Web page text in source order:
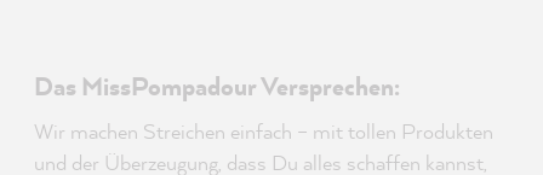
Das MissPompadour Versprechen:
Wir machen Streichen einfach – mit tollen Produkten
und der Überzeugung, dass Du alles schaffen kannst,